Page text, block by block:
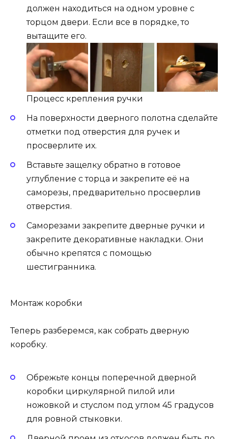
должен находиться на одном уровне с
торцом двери. Если все в порядке, то
вытащите его.
Процесс крепления ручки
На поверхности дверного полотна сделайте
отметки под отверстия для ручек и
просверлите их.
Вставьте защелку обратно в готовое
углубление с торца и закрепите её на
саморезы, предварительно просверлив
отверстия.
Саморезами закрепите дверные ручки и
закрепите декоративные накладки. Они
обычно крепятся с помощью
шестигранника.
Монтаж коробки
Теперь разберемся, как собрать дверную
коробку.
Обрежьте концы поперечной дверной
коробки циркулярной пилой или
ножовкой и стуслом под углом 45 градусов
для ровной стыковки.